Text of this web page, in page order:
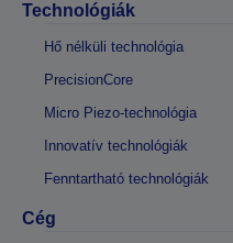
Technológiák
Hő nélküli technológia
PrecisionCore
Micro Piezo-technológia
Innovatív technológiák
Fenntartható technológiák
Cég